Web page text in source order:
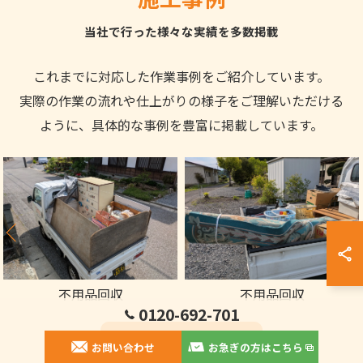
当社で行った様々な実績を多数掲載
これまでに対応した作業事例をご紹介しています。
実際の作業の流れや仕上がりの様子をご理解いただける
ように、具体的な事例を豊富に掲載しています。
不用品回収 除草作業
施工事例へ
0120-692-701
お問い合わせ お急ぎの方はこちら